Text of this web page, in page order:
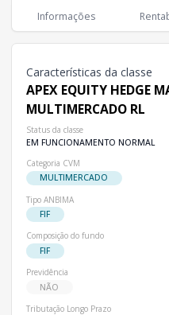
APEX EQUITY HEDGE MASTER II FIF
Informações
Características da classe
APEX EQUITY HEDGE
MULTIMERCADO RL
Status da classe
EM FUNCIONAMENTO NORMAL
Categoria CVM
MULTIMERCADO
Tipo ANBIMA
FIF
Composição do fundo
FIF
Previdência
NÃO
Tributação Longo Prazo